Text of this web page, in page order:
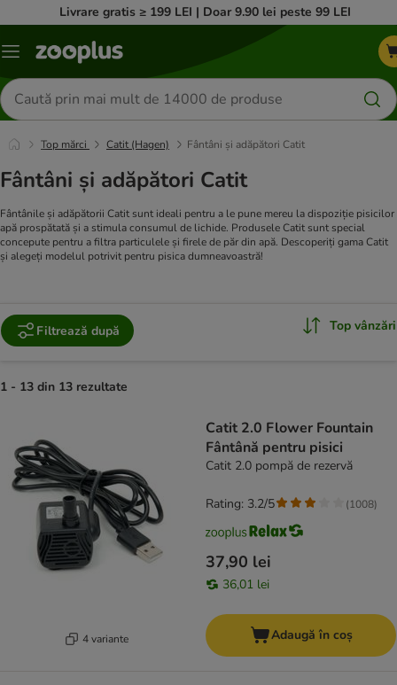
Livrare gratis ≥ 199 LEI | Doar 9.90 lei peste 99 LEI
Categorii
Căutare
produse
Top mărci Catit (Hagen) Fântâni și adăpători Catit
Fântâni și adăpători Catit
Fântânile și adăpătorii Catit sunt ideali pentru a le pune mereu la dispoziție pisicilor
apă prospătată și a stimula consumul de lichide. Produsele Catit sunt special
concepute pentru a filtra particulele și firele de păr din apă. Descoperiți gama Catit
și alegeți modelul potrivit pentru pisica dumneavoastră!
Filtrează după Top vânzări
1 - 13 din 13 rezultate
4 variante
Catit 2.0 Flower Fountain
Fântână pentru pisici
Catit 2.0 pompă de rezervă
37,90 lei
36,01 lei
Rating: 3.2/5 (1008)
Adaugă în coș